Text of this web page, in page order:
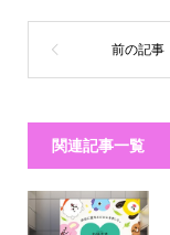
関連記事一覧